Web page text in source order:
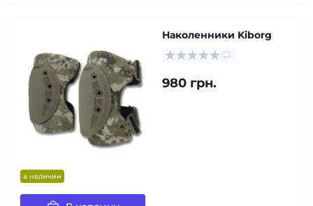
в наличии
Наколенники Kiborg
980 грн.